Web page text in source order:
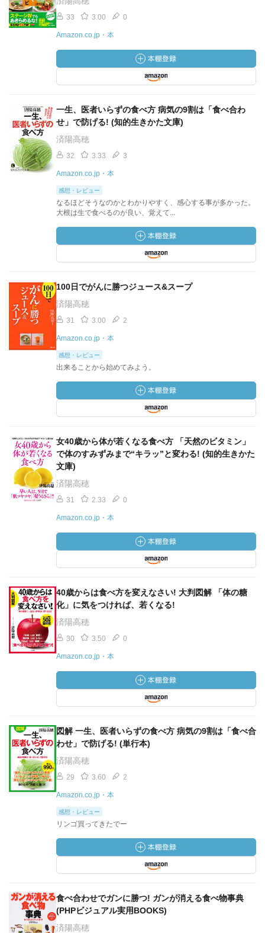
33 3.00 0
Amazon.co.jp・本
一生、医者いらずの食べ方 病気の9割は「食べ合わ
せ」で防げる! (知的生きかた文庫)
済陽高穂
32 3.33 3
Amazon.co.jp・本
感想・レビュー
なるほどそうなのかとわかりやすく、感心する事が多かった。
大根は生で食べるのが良い、覚えて...
100日でがんに勝つジュース&スープ
済陽高穂
31 3.00 2
Amazon.co.jp・本
感想・レビュー
出来ることから始めてみよう。
女40歳から体が若くなる食べ方 「天然のビタミン」
で体のすみずみまで“キラッ”と変わる! (知的生きかた
文庫)
済陽高穂
31 2.33 0
Amazon.co.jp・本
40歳からは食べ方を変えなさい! 大判図解 「体の糖
化」に気をつければ、若くなる!
済陽高穂
30 3.50 0
Amazon.co.jp・本
図解 一生、医者いらずの食べ方 病気の9割は「食べ合
わせ」で防げる! (単行本)
済陽高穂
29 3.60 2
Amazon.co.jp・本
感想・レビュー
リンゴ買ってきたでー
食べ合わせでガンに勝つ! ガンが消える食べ物事典
(PHPビジュアル実用BOOKS)
済陽高穂